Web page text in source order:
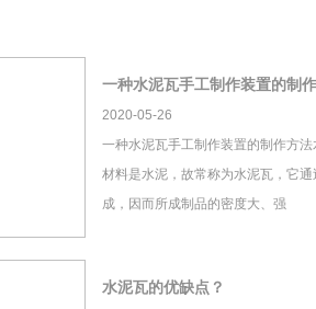
一种水泥瓦手工制作装置的制
2020-05-26
一种水泥瓦手工制作装置的制作方
材料是水泥，故常称为水泥瓦，它
成，因而所成制品的密度大、强
水泥瓦的优缺点？